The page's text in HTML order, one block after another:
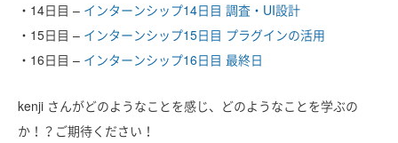
・14日目 – インターンシップ14日目 調査・UI設計
・15日目 – インターンシップ15日目 プラグインの活用
・16日目 – インターンシップ16日目 最終日
kenji さんがどのようなことを感じ、どのようなことを学ぶの
か！？ご期待ください！